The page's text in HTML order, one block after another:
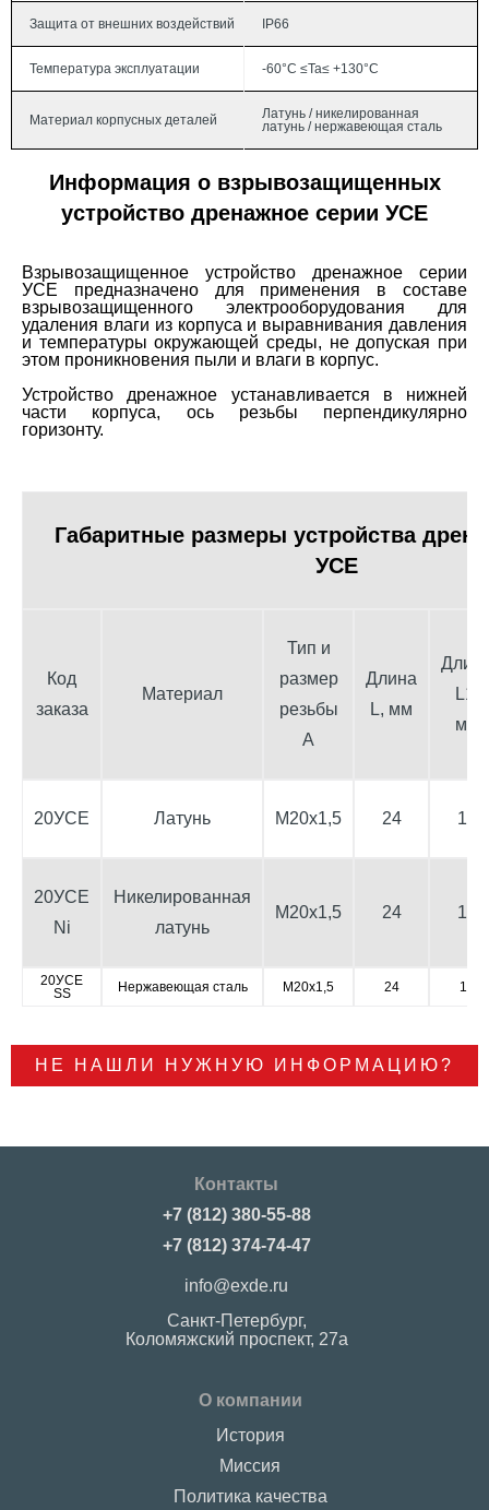
Защита от внешних воздействий IP66
Температура эксплуатации -60°С ≤Ta≤ +130°С
Материал корпусных деталей
Латунь / никелированная
латунь / нержавеющая сталь
Информация о взрывозащищенных
устройство дренажное серии УСЕ
Взрывозащищенное устройство дренажное серии
УСЕ предназначено для применения в составе
взрывозащищенного электрооборудования для
удаления влаги из корпуса и выравнивания давления
и температуры окружающей среды, не допуская при
этом проникновения пыли и влаги в корпус.
Устройство дренажное устанавливается в нижней
части корпуса, ось резьбы перпендикулярно
горизонту.
Габаритные размеры устройства
УСЕ
Код
заказа
Материал
Тип и
размер
резьбы
А
Длина
L, мм
L1,
мм
20УСЕ Латунь М20x1,5 24 15
20УСЕ
Ni
Никелированная
латунь
М20x1,5 24 15
20УСЕ
SS
Нержавеющая сталь М20x1,5 24 15
НЕ НАШЛИ НУЖНУЮ ИНФОРМАЦИЮ?
Контакты
+7 (812) 380-55-88
+7 (812) 374-74-47
info@exde.ru
Санкт-Петербург,
Коломяжский проспект, 27a
О компании
История
Миссия
Политика качества